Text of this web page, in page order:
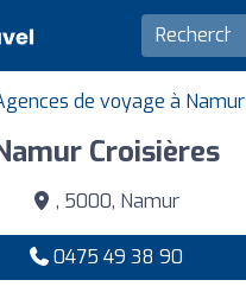
de voyage à Namur
Croisières
, 5000, Namur
0475 49 38 90